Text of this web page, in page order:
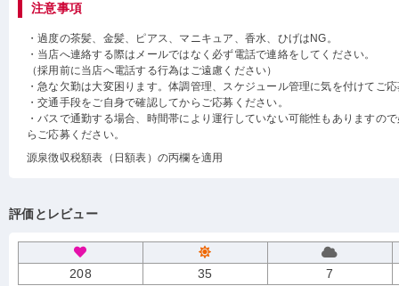
注意事項
・過度の茶髪、金髪、ピアス、マニキュア、香水、ひげはNG。
・当店へ連絡する際はメールではなく必ず電話で連絡をしてください。
（採用前に当店へ電話する行為はご遠慮ください）
・急な欠勤は大変困ります。体調管理、スケジュール管理に気を付けてご
・交通手段をご自身で確認してからご応募ください。
・バスで通勤する場合、時間帯により運行していない可能性もありますの
らご応募ください。
源泉徴収税額表（日額表）の丙欄を適用
評価とレビュー
208 35 7